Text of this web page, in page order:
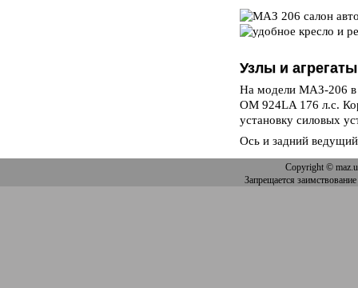
Узлы и агрегаты
На модели МАЗ-206 в
OM 924LA 176 л.с.
установку силовых
Ось и задний
Copyright©
Запрещается